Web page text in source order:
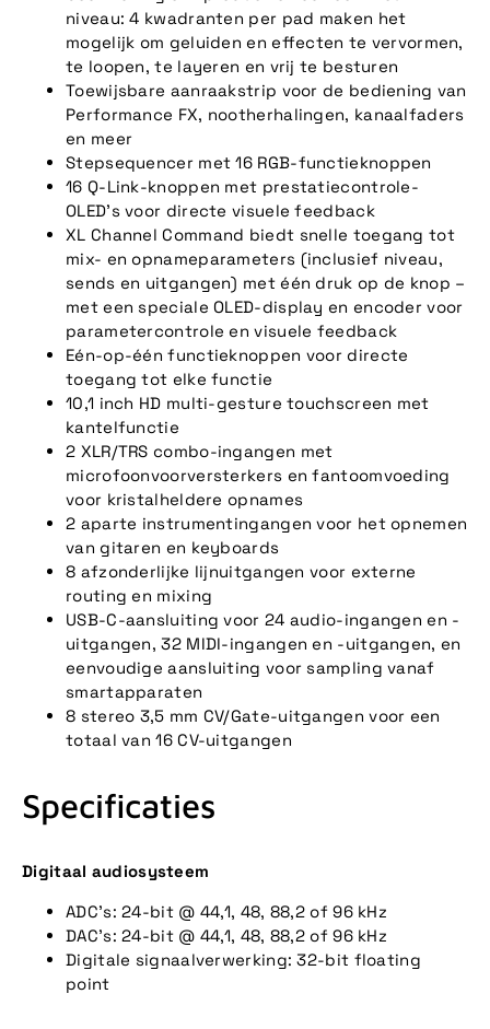
niveau: 4 kwadranten per pad maken het
mogelijk om geluiden en effecten te vervormen,
te loopen, te layeren en vrij te besturen
Toewijsbare aanraakstrip voor de bediening van
Performance FX, nootherhalingen, kanaalfaders
en meer
Stepsequencer met 16 RGB-functieknoppen
16 Q-Link-knoppen met prestatiecontrole-
OLED's voor directe visuele feedback
XL Channel Command biedt snelle toegang tot
mix- en opnameparameters (inclusief niveau,
sends en uitgangen) met één druk op de knop –
met een speciale OLED-display en encoder voor
parametercontrole en visuele feedback
Eén-op-één functieknoppen voor directe
toegang tot elke functie
10,1 inch HD multi-gesture touchscreen met
kantelfunctie
2 XLR/TRS combo-ingangen met
microfoonvoorversterkers en fantoomvoeding
voor kristalheldere opnames
2 aparte instrumentingangen voor het opnemen
van gitaren en keyboards
8 afzonderlijke lijnuitgangen voor externe
routing en mixing
USB-C-aansluiting voor 24 audio-ingangen en -
uitgangen, 32 MIDI-ingangen en -uitgangen, en
eenvoudige aansluiting voor sampling vanaf
smartapparaten
8 stereo 3,5 mm CV/Gate-uitgangen voor een
totaal van 16 CV-uitgangen
Specificaties
Digitaal audiosysteem
ADC's: 24-bit @ 44,1, 48, 88,2 of 96 kHz
DAC's: 24-bit @ 44,1, 48, 88,2 of 96 kHz
Digitale signaalverwerking: 32-bit floating
point